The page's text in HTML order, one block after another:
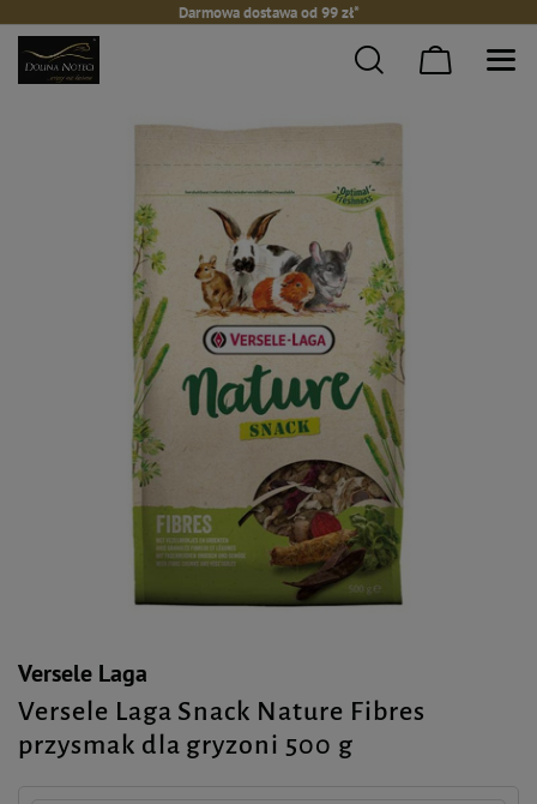
Darmowa dostawa od 99 zł*
Versele Laga
Versele Laga Snack Nature Fibres
przysmak dla gryzoni 500 g